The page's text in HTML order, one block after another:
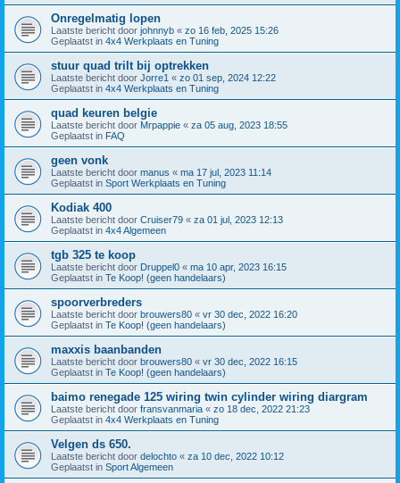
Onregelmatig lopen
Laatste bericht door johnnyb « zo 16 feb, 2025 15:26
Geplaatst in 4x4 Werkplaats en Tuning
stuur quad trilt bij optrekken
Laatste bericht door Jorre1 « zo 01 sep, 2024 12:22
Geplaatst in 4x4 Werkplaats en Tuning
quad keuren belgie
Laatste bericht door Mrpappie « za 05 aug, 2023 18:55
Geplaatst in FAQ
geen vonk
Laatste bericht door manus « ma 17 jul, 2023 11:14
Geplaatst in Sport Werkplaats en Tuning
Kodiak 400
Laatste bericht door Cruiser79 « za 01 jul, 2023 12:13
Geplaatst in 4x4 Algemeen
tgb 325 te koop
Laatste bericht door Druppel0 « ma 10 apr, 2023 16:15
Geplaatst in Te Koop! (geen handelaars)
spoorverbreders
Laatste bericht door brouwers80 « vr 30 dec, 2022 16:20
Geplaatst in Te Koop! (geen handelaars)
maxxis baanbanden
Laatste bericht door brouwers80 « vr 30 dec, 2022 16:15
Geplaatst in Te Koop! (geen handelaars)
baimo renegade 125 wiring twin cylinder wiring diargram
Laatste bericht door fransvanmaria « zo 18 dec, 2022 21:23
Geplaatst in 4x4 Werkplaats en Tuning
Velgen ds 650.
Laatste bericht door delochto « za 10 dec, 2022 10:12
Geplaatst in Sport Algemeen